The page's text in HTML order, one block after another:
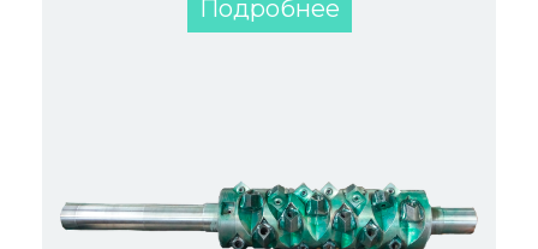
Подробнее